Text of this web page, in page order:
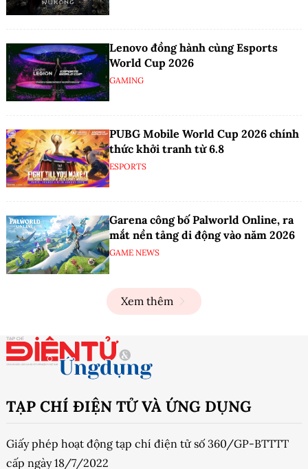
Lenovo đồng hành cùng Esports
World Cup 2026
GAMING
PUBG Mobile World Cup 2026 chính
thức khởi tranh từ 6.8
ESPORTS
Garena công bố Palworld Online, ra
mắt nền tảng di động vào năm 2026
GAME NEWS
Xem thêm
TẠP CHÍ ĐIỆN TỬ VÀ ỨNG DỤNG
Giấy phép hoạt động tạp chí điện tử số 360/GP-BTTTT
cấp ngày 18/7/2022